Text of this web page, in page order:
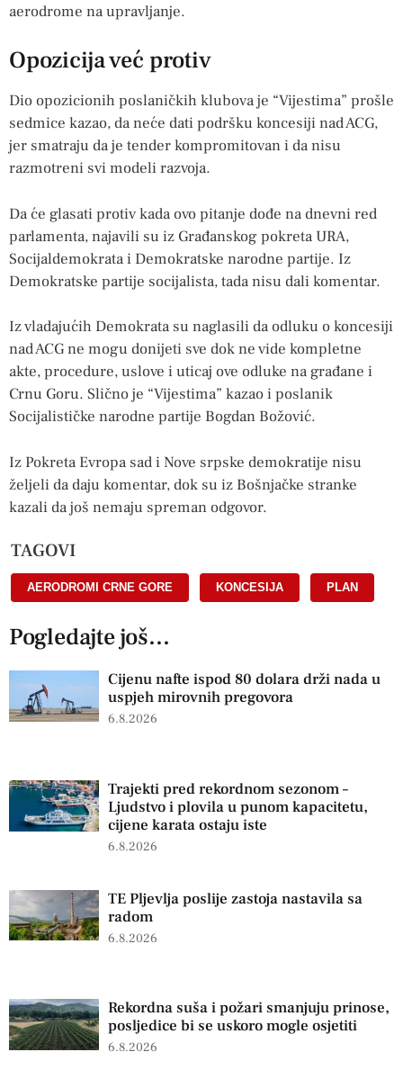
aerodrome na upravljanje.
Opozicija već protiv
Dio opozicionih poslaničkih klubova je “Vijestima” prošle
sedmice kazao, da neće dati podršku koncesiji nad ACG,
jer smatraju da je tender kompromitovan i da nisu
razmotreni svi modeli razvoja.
Da će glasati protiv kada ovo pitanje dođe na dnevni red
parlamenta, najavili su iz Građanskog pokreta URA,
Socijaldemokrata i Demokratske narodne partije. Iz
Demokratske partije socijalista, tada nisu dali komentar.
Iz vladajućih Demokrata su naglasili da odluku o koncesiji
nad ACG ne mogu donijeti sve dok ne vide kompletne
akte, procedure, uslove i uticaj ove odluke na građane i
Crnu Goru. Slično je “Vijestima” kazao i poslanik
Socijalističke narodne partije Bogdan Božović.
Iz Pokreta Evropa sad i Nove srpske demokratije nisu
željeli da daju komentar, dok su iz Bošnjačke stranke
kazali da još nemaju spreman odgovor.
TAGOVI
AERODROMI CRNE GORE KONCESIJA PLAN
Pogledajte još...
Cijenu nafte ispod 80 dolara drži nada u
uspjeh mirovnih pregovora
6.8.2026
Trajekti pred rekordnom sezonom –
Ljudstvo i plovila u punom kapacitetu,
cijene karata ostaju iste
6.8.2026
TE Pljevlja poslije zastoja nastavila sa
radom
6.8.2026
Rekordna suša i požari smanjuju prinose,
posljedice bi se uskoro mogle osjetiti
6.8.2026